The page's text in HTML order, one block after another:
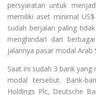
persyaratan untuk
memiliki aset minimal
sudah berjalan paling
menghindari dari
jalannya pasar modal Arab
Saat ini sudah 3 bank
modal tersebut. Bank-
Holdings Plc, Deutsche